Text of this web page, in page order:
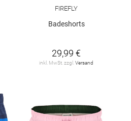
FIREFLY
Badeshorts
29,99 €
inkl. MwSt. zzgl. Versand